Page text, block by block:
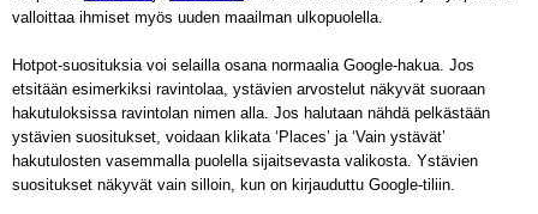
valloittaa ihmiset myös uuden maailman ulkopuolella.
Hotpot-suosituksia voi selailla osana normaalia Google-hakua. Jos
etsitään esimerkiksi ravintolaa, ystävien arvostelut näkyvät suoraan
hakutuloksissa ravintolan nimen alla. Jos halutaan nähdä pelkästään
ystävien suositukset, voidaan klikata ‘Places’ ja ‘Vain ystävät’
hakutulosten vasemmalla puolella sijaitsevasta valikosta. Ystävien
suositukset näkyvät vain silloin, kun on kirjauduttu Google-tiliin.